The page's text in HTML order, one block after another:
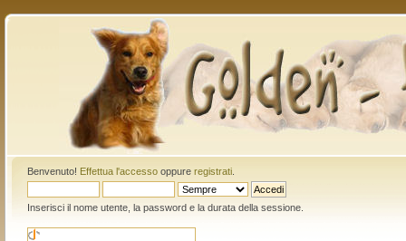
Benvenuto! Effettua l'accessooppure registrati.
Inserisci il nome utente, la password e la durata della sessione.